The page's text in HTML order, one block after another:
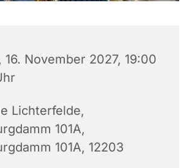
16. November 2027, 19:00
Lichterfelde,
101A,
101A, 12203